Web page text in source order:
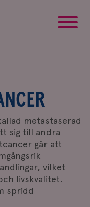
metastaserad
sig till andra
går att
vilket
livskvalitet.
spridd